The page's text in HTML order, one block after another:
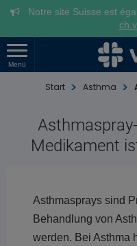
Notre site Suisse est
Menü
Start Asthma
Medikament
Asthmasprays sind
Behandlung von
werden. Bei Asthma